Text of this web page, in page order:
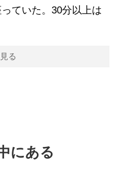
ていた。30分以上は
る
にある